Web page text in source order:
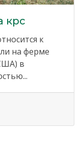
крс
к
на ферме
в